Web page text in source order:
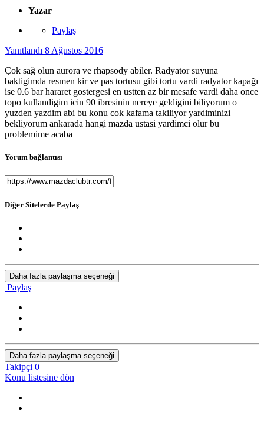
Yazar
Paylaş
Yanıtlandı 8 Ağustos 2016
Çok sağ olun aurora ve rhapsody abiler. Radyator suyuna
baktigimda resmen kir ve pas tortusu gibi tortu vardi radyator kapağı
ise 0.6 bar hararet gostergesi en ustten az bir mesafe vardi daha once
topo kullandigim icin 90 ibresinin nereye geldigini biliyorum o
yuzden yazdim abi bu konu cok kafama takiliyor yardiminizi
bekliyorum ankarada hangi mazda ustasi yardimci olur bu
problemime acaba
Yorum bağlantısı
Diğer Sitelerde Paylaş
Daha fazla paylaşma seçeneği
Paylaş
Daha fazla paylaşma seçeneği
Takipçi 0
Konu listesine dön